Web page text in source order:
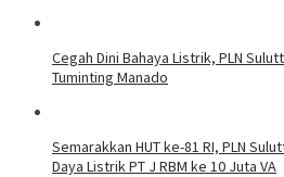
Cegah Dini Bahaya Listrik, PLN
Tuminting Manado
Semarakkan HUT ke-81 RI, PLN
Daya Listrik PT J RBM ke 10 Juta VA